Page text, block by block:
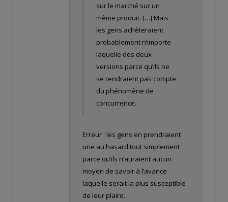
sur le marché sur un
même produit. […] Mais
les gens achèteraient
probablement n’importe
laquelle des deux
versions parce qu’ils ne
se rendraient pas compte
du phénomène de
concurrence.
Erreur : les gens en prendraient
une au hasard tout simplement
parce qu’ils n’auraient aucun
moyen de savoir à l’avance
laquelle serait la plus susceptible
de leur plaire.